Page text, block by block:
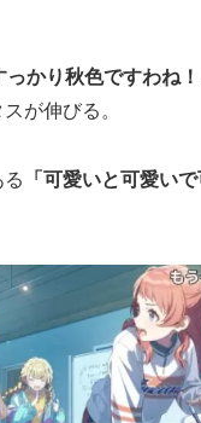
っかり秋色ですわね！
が伸びる。
「可愛いと可愛いで